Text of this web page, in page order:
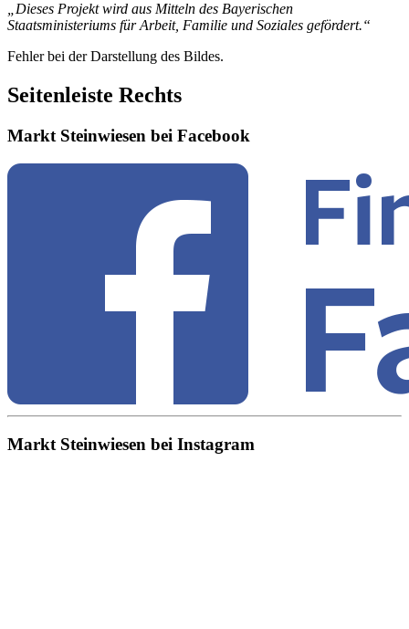
„Dieses Projekt wird aus Mitteln des Bayerischen
Staatsministeriums für Arbeit, Familie und Soziales gefördert.“
Fehler bei der Darstellung des Bildes.
Seitenleiste Rechts
Markt Steinwiesen bei Facebook
Markt Steinwiesen bei Instagram